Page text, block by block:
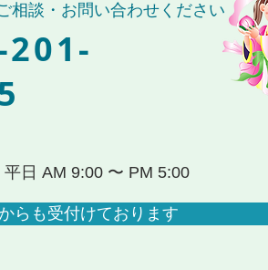
相談・お問い合わせください
平日 AM 9:00 〜 PM 5:00
らも受付けております